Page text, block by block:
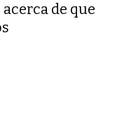
de que